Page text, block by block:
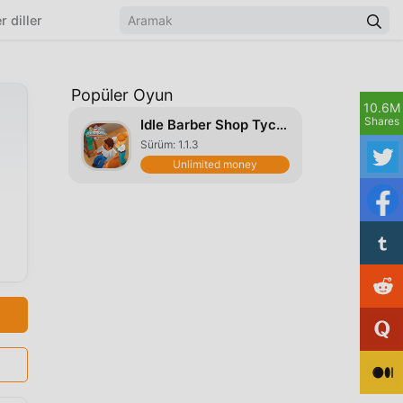
diller
Popüler Oyun
Idle Barber Shop Tycoon
Sürüm: 1.1.3
Unlimited money
10.6M
Shares